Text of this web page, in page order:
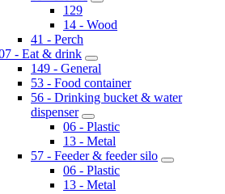
129
14 - Wood
41 - Perch
- Eat & drink
149 - General
53 - Food container
56 - Drinking bucket & water
dispenser
06 - Plastic
13 - Metal
57 - Feeder & feeder silo
06 - Plastic
13 - Metal